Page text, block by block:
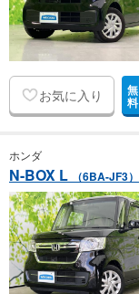
お気に入り 無
料
ホンダ
N-BOX L （6BA-JF3）